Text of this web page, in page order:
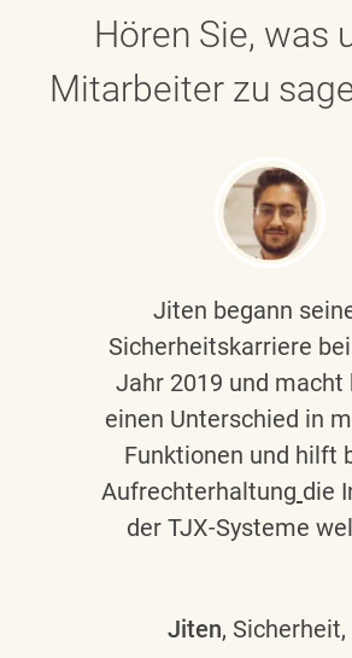
Hören Sie, was
Mitarbeiter zu
Jiten begann
Sicherheitskarriere
Jahr 2019 und macht
einen Unterschied in
Funktionen und hilft
Aufrechterhaltung die
der TJX-Systeme
Jiten, Sicherheit,